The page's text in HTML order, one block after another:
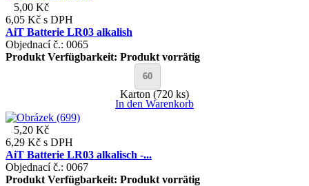
5,00 Kč
6,05 Kč s DPH
AiT Batterie LR03 alkalish
Objednací č.: 0065
Produkt Verfügbarkeit: Produkt vorrätig
Karton (720 ks)
In den Warenkorb
5,20 Kč
6,29 Kč s DPH
AiT Batterie LR03 alkalisch -...
Objednací č.: 0067
Produkt Verfügbarkeit: Produkt vorrätig